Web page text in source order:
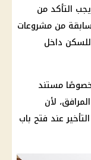
التأكد من
من مشروعات
داخل
خصوصًا مستند
لأن
عند فتح باب